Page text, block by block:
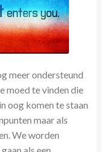
meer ondersteund
moed te vinden die
oog komen te staan
maar als
We worden